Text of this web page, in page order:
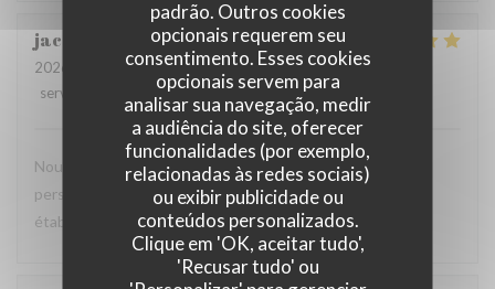
padrão. Outros cookies
opcionais requerem seu
consentimento. Esses cookies
opcionais servem para
analisar sua navegação, medir
a audiência do site, oferecer
funcionalidades (por exemplo,
relacionadas às redes sociais)
ou exibir publicidade ou
conteúdos personalizados.
Clique em 'OK, aceitar tudo',
'Recusar tudo' ou
jacques
2026-08-04
- 12:30 - guests 4
service
ambience:4/5 menu 5/5 quality_price
Nous avons tous apprécié notre repas et l'amabilité du
personnel. Nous reviendrons avec plaisir dans cet
établissement.